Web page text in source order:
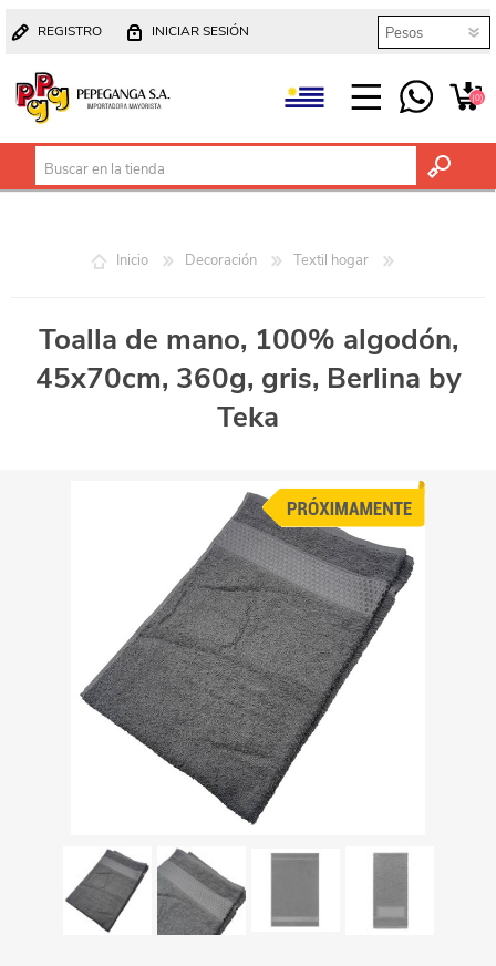
REGISTRO INICIAR SESIÓN
(0)
Inicio Decoración Textil hogar
Toalla de mano, 100% algodón,
45x70cm, 360g, gris, Berlina by
Teka